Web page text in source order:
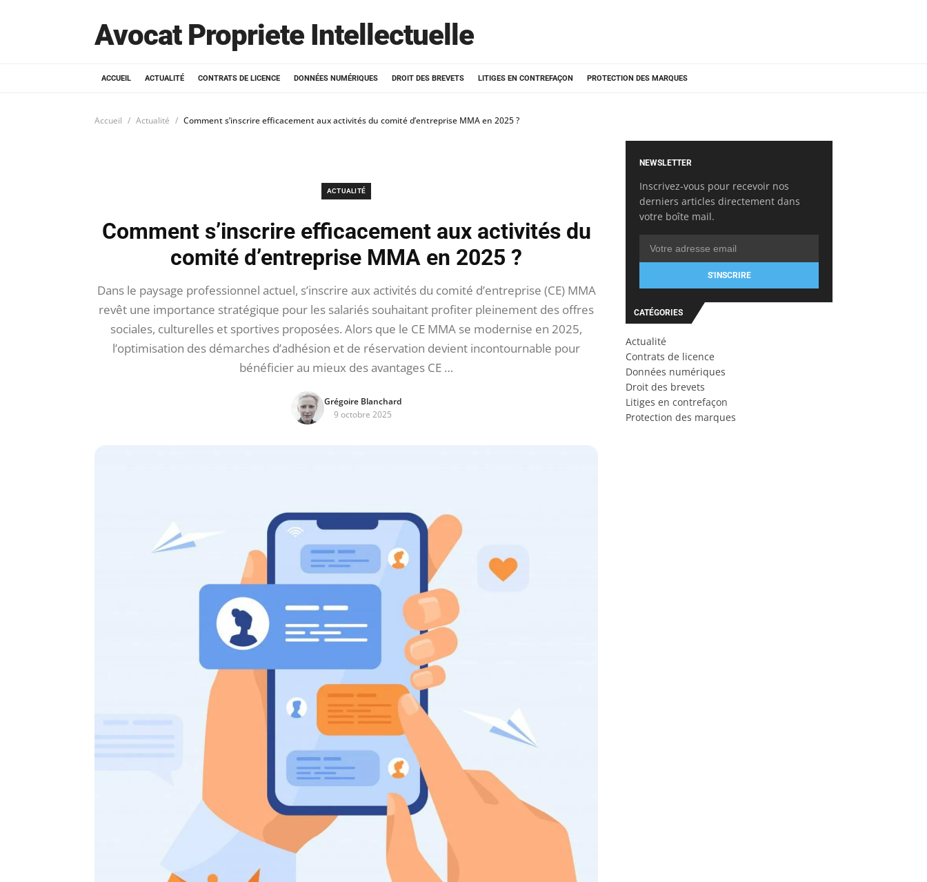
Avocat Propriete Intellectuelle
ACCUEIL ACTUALITÉ CONTRATS DE LICENCE DONNÉES NUMÉRIQUES DROIT DES BREVETS LITIGES EN CONTREFAÇON PROTECTION DES MARQUES
Accueil Actualité Comment s’inscrire efficacement aux activités du comité d’entreprise MMA en 2025 ?
ACTUALITÉ
Comment s’inscrire efficacement aux activités du
comité d’entreprise MMA en 2025 ?
Dans le paysage professionnel actuel, s’inscrire aux activités du comité d’entreprise (CE) MMA
revêt une importance stratégique pour les salariés souhaitant profiter pleinement des offres
sociales, culturelles et sportives proposées. Alors que le CE MMA se modernise en 2025,
l’optimisation des démarches d’adhésion et de réservation devient incontournable pour
bénéficier au mieux des avantages CE …
Grégoire Blanchard
9 octobre 2025
NEWSLETTER
Inscrivez-vous pour recevoir nos
derniers articles directement dans
votre boîte mail.
S'INSCRIRE
CATÉGORIES
Actualité
Contrats de licence
Données numériques
Droit des brevets
Litiges en contrefaçon
Protection des marques